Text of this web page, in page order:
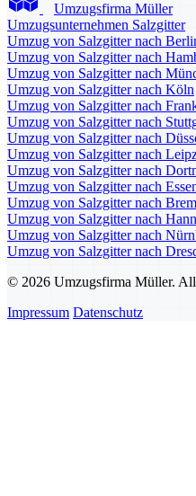
Umzugsfirma Müller
Umzugsunternehmen Salzgitter
Umzug von Salzgitter nach
Umzug von Salzgitter nach
Umzug von Salzgitter nach
Umzug von Salzgitter nach Köln
Umzug von Salzgitter nach
Umzug von Salzgitter nach
Umzug von Salzgitter nach
Umzug von Salzgitter nach
Umzug von Salzgitter nach
Umzug von Salzgitter nach
Umzug von Salzgitter nach
Umzug von Salzgitter nach
Umzug von Salzgitter nach
Umzug von Salzgitter nach
© 2026 Umzugsfirma Müller.
Impressum Datenschutz